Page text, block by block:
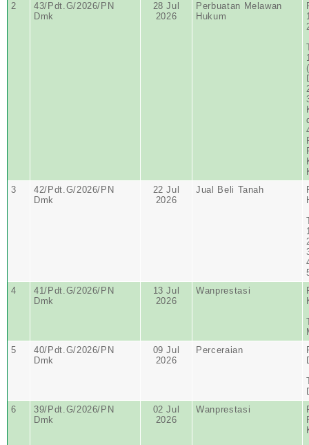
2
43/Pdt.G/2026/PN
Dmk
28 Jul
2026
Perbuatan Melawan
Hukum
3
42/Pdt.G/2026/PN
Dmk
22 Jul
2026
Jual Beli Tanah
4
41/Pdt.G/2026/PN
Dmk
13 Jul
2026
Wanprestasi
5
40/Pdt.G/2026/PN
Dmk
09 Jul
2026
Perceraian
6
39/Pdt.G/2026/PN
Dmk
02 Jul
2026
Wanprestasi